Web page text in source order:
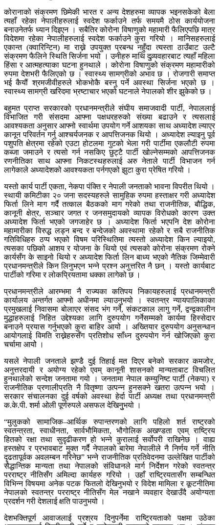
कोरानाको संक्रमण छिमेकी भारत र अन्य देशहरुमा व्यापक भइनसकेको बेला
त्यहाँ रहेका नेपालीहरुलाई स्वदेश फर्काउने तर्फ समयमै ठोस कार्ययोजना
बनाउनेतर्फ ध्यान दिइएन । सबैतिर कोरोना विषाणुको महामारी फैलिएपछि मात्र
विदेशमा रहेका नेपालीहरुलाई स्वदेश फर्काउने कुरा गरियो । मानिसहरुलाई
एकान्त (क्वारिन्टिन) मा राख्ने उपयुक्त प्रबन्ध नहुँदा त्यस्ता ठाउँबाट उल्टै
संक्रमण फैलिने स्थिति सिर्जना भयो । उनीहरु माथि दुव्र्यवहारबाट त्यहाँ महिला
हिंसा र आत्महत्याका घटना हुनथाले । कोरोना विषाणुको संक्रमण महामारीको
रुपमा देशभरी फैलिएको छ । स्वास्थ्य सामग्रीको अभाव छ । रोजगारी समाप्त
भई कैयौं श्रमजीवीहरुले भोकभोकै बस्नु पर्ने अवस्था सिर्जना भएको छ ।
स्वास्थ्य सामग्री खरिदमा भ्रष्टाचार भएको घटनाले नेपालको शीर झुकेको छ ।
बहुमत प्राप्त सरकारको प्रधानमन्त्रीले संघीय समाजवादी पार्टी, नेपाललाई
विभाजित गरी संसदमा आफ्ना पक्षधरहरुको संख्या बढाउने र त्यसलाई
आवश्यकता अनुसार आफ्नो स्वार्थमा उपयोग गर्ने आशयका साथ अध्यादेश ल्याएर
कानून परिवर्तन गर्नु आश्चर्यजनक र आपत्तिजनक थियो । अध्यादेश ल्याइनु पूर्व
पशुपति क्षेत्रमा रहेको एउटा होटलमा गुटको भेला गरी पार्टीमा एकलौटी रुपमा
कब्जा जमाउने र त्यसो गर्न नसकिए छुट्टै पार्टी खोल्नेसम्मको आपत्तिजनक
रणनीतिका साथ आफ्ना निकटस्थहरुलाई अरु नेताले पार्टी विभाजन गर्न
लागेकाले अध्यादेशको आवश्यकता पर्नगएको झुटा कुरा प्रेषित गरियो ।
यस्तो कार्य पार्टी एकता, नेकपा पंक्ति र नेपाली जनताको भावना विपरीत थियो ।
स्थायी कमिटीका २० जना सदस्यहरुले सामुहिक रुपमा हस्ताक्षर गरी अध्यादेश
फिर्ता लिने माग गर्दै तत्काल बैठकको माग गरेको तथा राजनीतिक, बौद्धिक,
कानूनी क्षेत्र, सञ्चार जगत र जनसमुदायको व्यापक विरोधको कारण उक्त
अध्यादेश फिर्ता भएको जगजाहेर छ । अध्यादेश फिर्ता भएपनि देश कोरोना
महामारीका विरुद्ध लड्न बन्द र बन्देजको अवस्थामा रहेको र सबै राजनीतिक
गतिविधिहरु ठप्प भएको विषम परिस्थितिमा त्यस्तो अध्यादेश किन ल्याइयो,
त्यसका पछिको आशय र योजना के थियो एवं त्यसको कोरोना संक्रमण रोक्ने
कार्यसँग के साइनो थियो र अध्यादेश फिर्ता लिन बाध्य भएको नैतिक जिम्मेवारी
प्रधानमन्त्रीले किन लिनुभएन भन्ने प्रश्न अनुत्तरित नै छन् । यस्तो कार्यबाट
पार्टीको गरिमा र लोकप्रियतामा धक्का लागेको छ ।
प्रधानमन्त्रीले आरम्भमा नै राज्यका कतिपय निकायहरुलाई प्रधानमन्त्री
कार्यालय अन्तर्गत आफ्नो अधीनमा ल्याउनुभयो । स्वतन्त्र न्यायपालिकाका
प्रमुखलाई निवासमा बोलाएर संसद भंग गर्ने, संकटकाल लागु गर्ने, द्वन्द्वकालीन
मुद्धाहरुलाई निहित उद्देश्यका लागि दुरुपयोग गर्नेसम्मको कार्यमा हिस्सेदार
बनाउने प्रयास गर्नुभएको कुरा बाहिर आयो । अख्तियार दुरुपयोग अनुसन्धान
आयोगलाई विमति राख्नेहरुसँग प्रतिशोध साँध्न दुरुपयोग गर्न खोजिएको कुरा
चर्चामा आयोे ।
यसले नेपाली जनताले झण्डै दुई तिहाई मत दिएर बनेको सरकार कमजोर,
अनुत्तरदायी र अयोग्य रहेको एवम् कानूनी शासनको मान्यताबाट विचलित
हुनथालेको सन्देश जनतामा गयो । जनतामा नेपाल कम्युनिष्ट पार्टी (नेकपा) र
राजनीतिक प्रणालीप्रति नै वितृष्णा उत्पन्न हुनसक्ने खतरा उत्पन्न भयो ।
सरकार संचालनका दुई वर्षको अवस्था हेर्दा पार्टी अध्यक्ष तथा प्रधानमन्त्री
क.के.पी. शर्मा ओली पूर्णरुपले असफल देखिनुुभयो ।
“मुलुकको सामाजिक–आर्थिक रुपान्तरणको लागि पहिलो शर्त राष्ट्रको
स्वतन्त्रता, स्वाधीनता, सार्वभौमिकता, भौगोलिक अखण्डता एवम् राष्ट्रिय
हितको रक्षा तथा सुदृढीकरण हो भन्ने कुरालाई सर्वोपरी राखिनेछ । वाह्य
हस्तक्षेप र प्रभावबाट मुक्त गर्दै नेपालको बारेमा नेपालीले नै निर्णय गर्ने नीति
दृढतापूर्वक अवलम्बन गरिनेछ” भन्ने राजनीतिक प्रतिवेदनमा उल्लेखित पार्टीको
सैद्धान्तिक मान्यता तथा नेपालको संविधानले मार्ग निर्देशन गरेको स्वतन्त्र
परराष्ट्र नीतिसँग अमिल्दा कार्यहरु गरियो । उहाँ राष्ट्रियतासँग सम्बन्धित
विभिन्न विषयमा अनेक पटक फितलो देखिनुभयो र विदेश मामिला र कूटनीतिमा
नेपालको स्वतन्त्र परराष्ट्र नीतिसँग मेल नखाने व्यवहार देखाउँदै अयोग्यता
प्रदर्शन गरी देशलाई क्षति पाउनुभयो ।
देशभक्तिपूर्ण आवाजलाई प्रश्रय दिनुपर्नेमा राष्ट्रियताको पक्षमा उठेका